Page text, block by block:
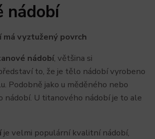
nádobí
vyztužený povrch
nádobí, většina si
to, že je tělo nádobí vyrobeno
Podobně jako u měděného nebo
nádobí. U titanového nádobí je to ale
je velmi populární kvalitní nádobí,